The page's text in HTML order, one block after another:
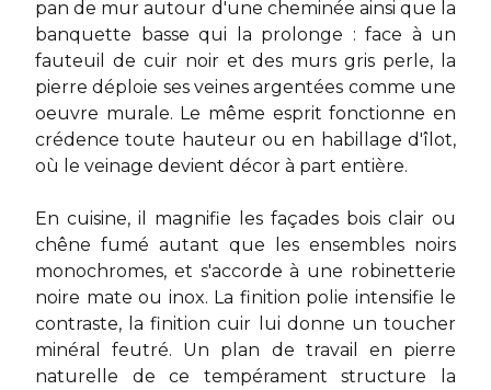
pan de mur autour d'une cheminée ainsi que la
banquette basse qui la prolonge : face à un
fauteuil de cuir noir et des murs gris perle, la
pierre déploie ses veines argentées comme une
oeuvre murale. Le même esprit fonctionne en
crédence toute hauteur ou en habillage d'îlot,
où le veinage devient décor à part entière.
En cuisine, il magnifie les façades bois clair ou
chêne fumé autant que les ensembles noirs
monochromes, et s'accorde à une robinetterie
noire mate ou inox. La finition polie intensifie le
contraste, la finition cuir lui donne un toucher
minéral feutré. Un plan de travail en pierre
naturelle de ce tempérament structure la